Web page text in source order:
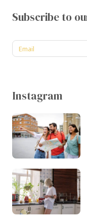
Subscribe to
Instagram